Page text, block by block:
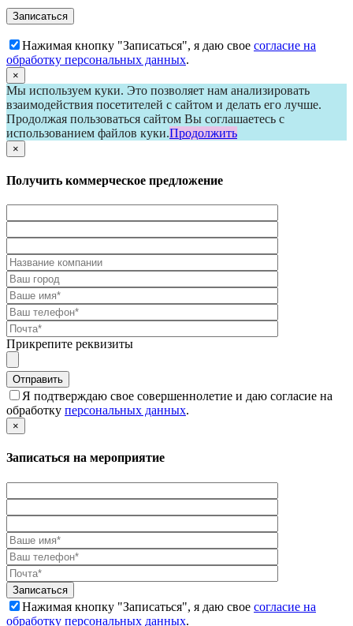
Нажимая кнопку "Записаться", я даю свое согласие на
обработку персональных данных.
×
Мы используем куки. Это позволяет нам анализировать
взаимодействия посетителей с сайтом и делать его лучше.
Продолжая пользоваться сайтом Вы соглашаетесь с
использованием файлов куки.Продолжить
×
Получить коммерческое предложение
Прикрепите реквизиты
Я подтверждаю свое совершеннолетие и даю согласие на
обработку персональных данных.
×
Записаться на мероприятие
Нажимая кнопку "Записаться", я даю свое согласие на
обработку персональных данных.